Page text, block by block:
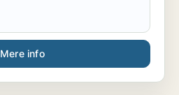
Mere info